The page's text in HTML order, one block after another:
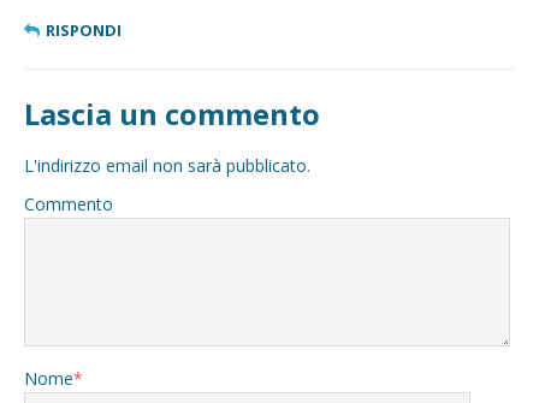
RISPONDI
Lascia un commento
L'indirizzo email non sarà pubblicato.
Commento
Nome*